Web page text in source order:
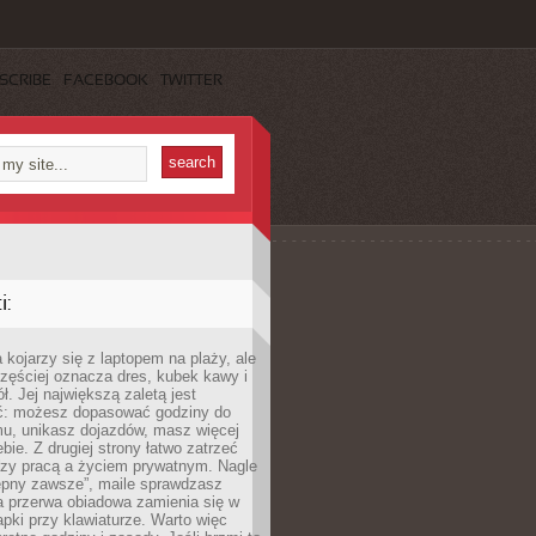
FACEBOOK TWITTER
kojarzy się z laptopem na plaży, ale
oznacza dres, kubek kawy i
Jej największą zaletą jest
możesz dopasować godziny do
unikasz dojazdów, masz więcej
Z drugiej strony łatwo zatrzeć
pracą a życiem prywatnym. Nagle
zawsze”, maile sprawdzasz
przerwa obiadowa zamienia się w
przy klawiaturze. Warto więc